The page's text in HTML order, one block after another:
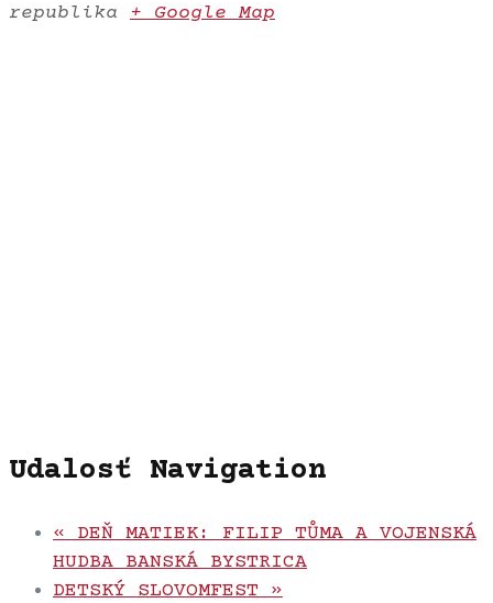
republika
+ Google Map
Udalosť Navigation
« DEŇ MATIEK: FILIP TŮMA A VOJENSKÁ
HUDBA BANSKÁ BYSTRICA
DETSKÝ SLOVOMFEST »